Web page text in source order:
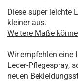
Diese super leichte
kleiner aus.
Weitere Maße
Wir empfehlen eine
Leder-Pflegespray,
neuen